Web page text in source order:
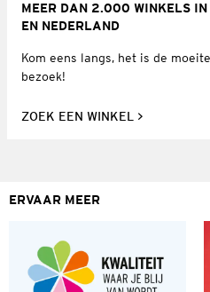
MEER DAN 2.000 WINKELS
EN NEDERLAND
Kom eens langs, het is de
bezoek!
ZOEK EEN WINKEL
ERVAAR MEER